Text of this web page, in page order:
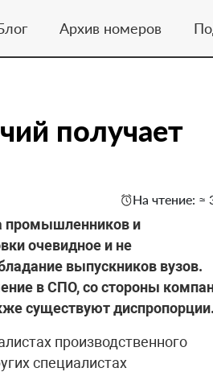
Архив номеров
получает
На чтение: ≈
промышленников и
очевидное и не
выпускников вузов.
в СПО, со стороны
существуют диспропорции.
производственного
специалистах